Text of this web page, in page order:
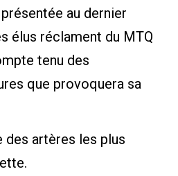
au dernier
élus réclament du MTQ
tenu des
que provoquera sa
des artères les plus